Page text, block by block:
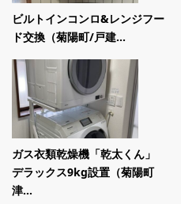
ビルトインコンロ&レンジフー
ド交換（菊陽町/戸建...
ガス衣類乾燥機「乾太くん」
デラックス9kg設置（菊陽町
津...